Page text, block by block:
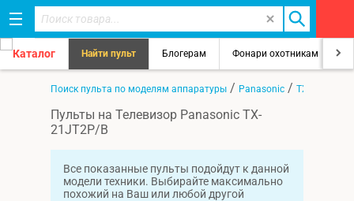
Каталог Найти пульт Блогерам Фонари охотникам
Поиск пульта по моделям аппаратуры / Panasonic / TX-21JT2P/B
Пульты на Телевизор Panasonic TX-
21JT2P/B
Все показанные пульты подойдут к данной
модели техники. Выбирайте максимально
похожий на Ваш или любой другой